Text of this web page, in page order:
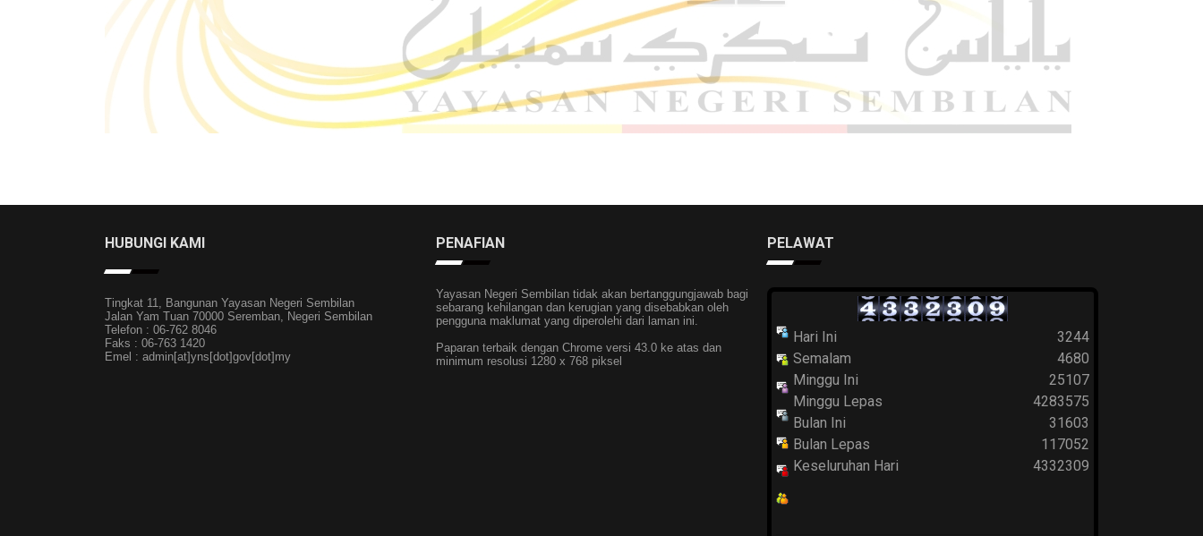
HUBUNGI KAMI
Tingkat 11, Bangunan Yayasan Negeri Sembilan
Jalan Yam Tuan 70000 Seremban, Negeri Sembilan
Telefon : 06-762 8046
Faks : 06-763 1420
Emel : admin[at]yns[dot]gov[dot]my
PENAFIAN
Yayasan Negeri Sembilan tidak akan bertanggungjawab bagi
sebarang kehilangan dan kerugian yang disebabkan oleh
pengguna maklumat yang diperolehi dari laman ini.
Paparan terbaik dengan Chrome versi 43.0 ke atas dan
minimum resolusi 1280 x 768 piksel
PELAWAT
Hari Ini
Semalam
Minggu Ini
Minggu Lepas
Bulan Ini
Bulan Lepas
Keseluruhan Hari
3244
4680
25107
4283575
31603
117052
4332309